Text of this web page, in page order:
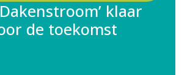
klaar
de toekomst